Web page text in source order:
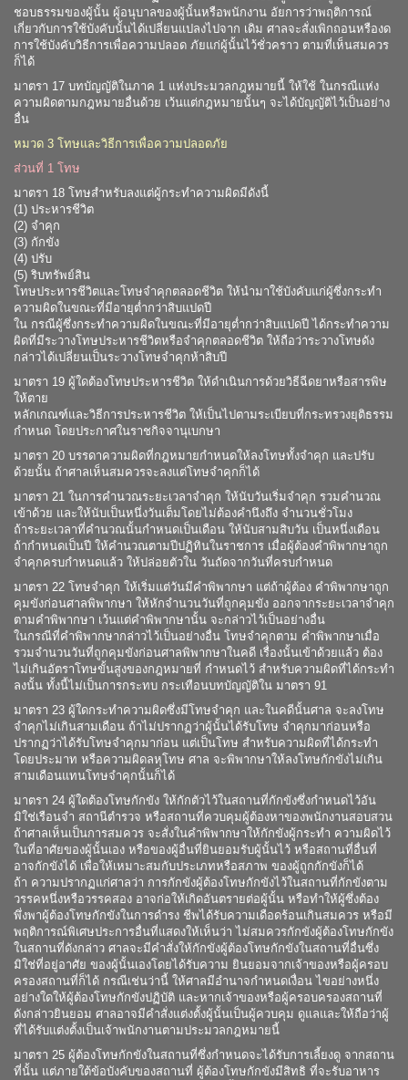
ชอบธรรมของผู้นั้น ผู้อนุบาลของผู้นั้นหรือพนักงาน อัยการว่าพฤติการณ์
เกี่ยวกับการใช้บังคับนั้นได้เปลี่ยนแปลงไปจาก เดิม ศาลจะสั่งเพิกถอนหรืองด
การใช้บังคับวิธีการเพื่อความปลอด ภัยแก่ผู้นั้นไว้ชั่วคราว ตามที่เห็นสมควร
ก็ได้
มาตรา 17 บทบัญญัติในภาค 1 แห่งประมวลกฎหมายนี้ ให้ใช้ ในกรณีแห่ง
ความผิดตามกฎหมายอื่นด้วย เว้นแต่กฎหมายนั้นๆ จะได้บัญญัติไว้เป็นอย่าง
อื่น
หมวด 3 โทษและวิธีการเพื่อความปลอดภัย
ส่วนที่ 1 โทษ
มาตรา 18 โทษสำหรับลงแต่ผู้กระทำความผิดมีดังนี้
(1) ประหารชีวิต
(2) จำคุก
(3) กักขัง
(4) ปรับ
(5) ริบทรัพย์สิน
โทษประหารชีวิตและโทษจำคุกตลอดชีวิต ให้นำมาใช้บังคับแก่ผู้ซึ่งกระทำ
ความผิดในขณะที่มีอายุต่ำกว่าสิบแปดปี
ใน กรณีผู้ซึ่งกระทำความผิดในขณะที่มีอายุต่ำกว่าสิบแปดปี ได้กระทำความ
ผิดที่มีระวางโทษประหารชีวิตหรือจำคุกตลอดชีวิต ให้ถือว่าระวางโทษดัง
กล่าวได้เปลี่ยนเป็นระวางโทษจำคุกห้าสิบปี
มาตรา 19 ผู้ใดต้องโทษประหารชีวิต ให้ดำเนินการด้วยวิธีฉีดยาหรือสารพิษ
ให้ตาย
หลักเกณฑ์และวิธีการประหารชีวิต ให้เป็นไปตามระเบียบที่กระทรวงยุติธรรม
กำหนด โดยประกาศในราชกิจจานุเบกษา
มาตรา 20 บรรดาความผิดที่กฎหมายกำหนดให้ลงโทษทั้งจำคุก และปรับ
ด้วยนั้น ถ้าศาลเห็นสมควรจะลงแต่โทษจำคุกก็ได้
มาตรา 21 ในการคำนวณระยะเวลาจำคุก ให้นับวันเริ่มจำคุก รวมคำนวณ
เข้าด้วย และให้นับเป็นหนึ่งวันเต็มโดยไม่ต้องคำนึงถึง จำนวนชั่วโมง
ถ้าระยะเวลาที่คำนวณนั้นกำหนดเป็นเดือน ให้นับสามสิบวัน เป็นหนึ่งเดือน
ถ้ากำหนดเป็นปี ให้คำนวณตามปีปฏิทินในราชการ เมื่อผู้ต้องคำพิพากษาถูก
จำคุกครบกำหนดแล้ว ให้ปล่อยตัวใน วันถัดจากวันที่ครบกำหนด
มาตรา 22 โทษจำคุก ให้เริ่มแต่วันมีคำพิพากษา แต่ถ้าผู้ต้อง คำพิพากษาถูก
คุมขังก่อนศาลพิพากษา ให้หักจำนวนวันที่ถูกคุมขัง ออกจากระยะเวลาจำคุก
ตามคำพิพากษา เว้นแต่คำพิพากษานั้น จะกล่าวไว้เป็นอย่างอื่น
ในกรณีที่คำพิพากษากล่าวไว้เป็นอย่างอื่น โทษจำคุกตาม คำพิพากษาเมื่อ
รวมจำนวนวันที่ถูกคุมขังก่อนศาลพิพากษาในคดี เรื่องนั้นเข้าด้วยแล้ว ต้อง
ไม่เกินอัตราโทษขั้นสูงของกฎหมายที่ กำหนดไว้ สำหรับความผิดที่ได้กระทำ
ลงนั้น ทั้งนี้ไม่เป็นการกระทบ กระเทือนบทบัญญัติใน มาตรา 91
มาตรา 23 ผู้ใดกระทำความผิดซึ่งมีโทษจำคุก และในคดีนั้นศาล จะลงโทษ
จำคุกไม่เกินสามเดือน ถ้าไม่ปรากฏว่าผู้นั้นได้รับโทษ จำคุกมาก่อนหรือ
ปรากฏว่าได้รับโทษจำคุกมาก่อน แต่เป็นโทษ สำหรับความผิดที่ได้กระทำ
โดยประมาท หรือความผิดลหุโทษ ศาล จะพิพากษาให้ลงโทษกักขังไม่เกิน
สามเดือนแทนโทษจำคุกนั้นก็ได้
มาตรา 24 ผู้ใดต้องโทษกักขัง ให้กักตัวไว้ในสถานที่กักขังซึ่งกำหนดไว้อัน
มิใช่เรือนจำ สถานีตำรวจ หรือสถานที่ควบคุมผู้ต้องหาของพนักงานสอบสวน
ถ้าศาลเห็นเป็นการสมควร จะสั่งในคำพิพากษาให้กักขังผู้กระทำ ความผิดไว้
ในที่อาศัยของผู้นั้นเอง หรือของผู้อื่นที่ยินยอมรับผู้นั้นไว้ หรือสถานที่อื่นที่
อาจกักขังได้ เพื่อให้เหมาะสมกับประเภทหรือสภาพ ของผู้ถูกกักขังก็ได้
ถ้า ความปรากฏแก่ศาลว่า การกักขังผู้ต้องโทษกักขังไว้ในสถานที่กักขังตาม
วรรคหนึ่งหรือวรรคสอง อาจก่อให้เกิดอันตรายต่อผู้นั้น หรือทำให้ผู้ซึ่งต้อง
พึ่งพาผู้ต้องโทษกักขังในการดำรง ชีพได้รับความเดือดร้อนเกินสมควร หรือมี
พฤติการณ์พิเศษประการอื่นที่แสดงให้เห็นว่า ไม่สมควรกักขังผู้ต้องโทษกักขัง
ในสถานที่ดังกล่าว ศาลจะมีคำสั่งให้กักขังผู้ต้องโทษกักขังในสถานที่อื่นซึ่ง
มิใช่ที่อยู่อาศัย ของผู้นั้นเองโดยได้รับความ ยินยอมจากเจ้าของหรือผู้ครอบ
ครองสถานที่ก็ได้ กรณีเช่นว่านี้ ให้ศาลมีอำนาจกำหนดเงื่อน ไขอย่างหนึ่ง
อย่างใดให้ผู้ต้องโทษกักขังปฏิบัติ และหากเจ้าของหรือผู้ครอบครองสถานที่
ดังกล่าวยินยอม ศาลอาจมีคำสั่งแต่งตั้งผู้นั้นเป็นผู้ควบคุม ดูแลและให้ถือว่าผู้
ที่ได้รับแต่งตั้งเป็นเจ้าพนักงานตามประมวลกฎหมายนี้
มาตรา 25 ผู้ต้องโทษกักขังในสถานที่ซึ่งกำหนดจะได้รับการเลี้ยงดู จากสถาน
ที่นั้น แต่ภายใต้ข้อบังคับของสถานที่ ผู้ต้องโทษกักขังมีสิทธิ ที่จะรับอาหาร